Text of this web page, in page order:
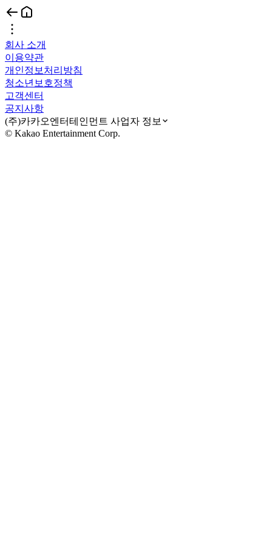
회사 소개
이용약관
개인정보처리방침
청소년보호정책
고객센터
공지사항
(주)카카오엔터테인먼트 사업자 정보
© Kakao Entertainment Corp.